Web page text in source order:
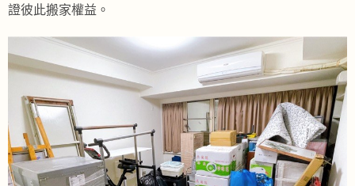
證彼此搬家權益。